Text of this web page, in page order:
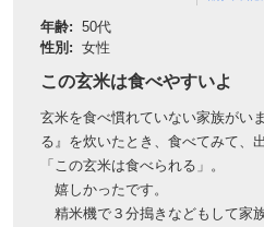
年齢: 50代
性別: 女性
この玄米は食べやすいよ
玄米を食べ慣れていない家族がい
る』を炊いたとき、食べてみて、
「この玄米は食べられる」。
嬉しかったです。
精米機で３分搗きなどもして家